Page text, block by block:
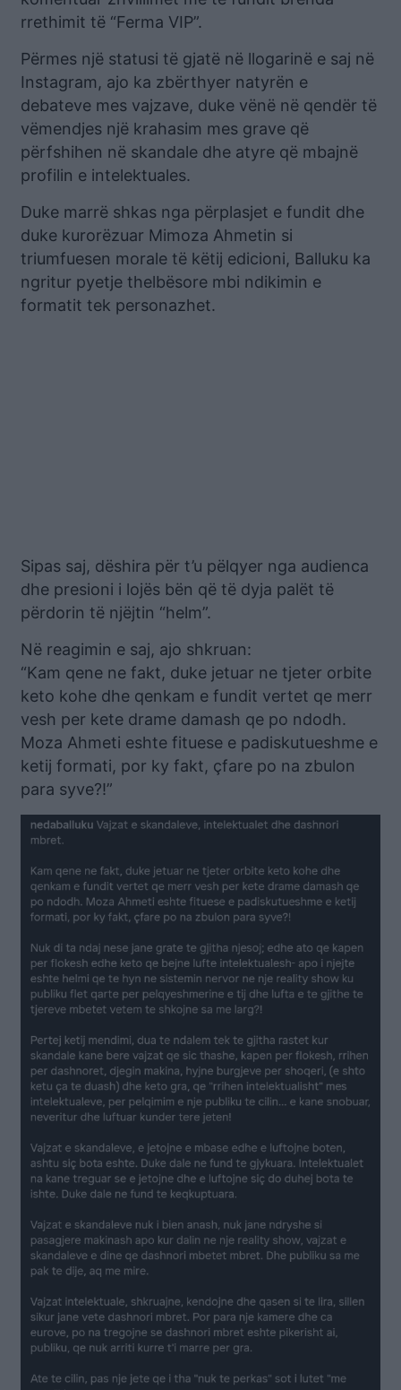
rrethimit të “Ferma VIP”.
Përmes një statusi të gjatë në llogarinë e saj në
Instagram, ajo ka zbërthyer natyrën e
debateve mes vajzave, duke vënë në qendër të
vëmendjes një krahasim mes grave që
përfshihen në skandale dhe atyre që mbajnë
profilin e intelektuales.
Duke marrë shkas nga përplasjet e fundit dhe
duke kurorëzuar Mimoza Ahmetin si
triumfuesen morale të këtij edicioni, Balluku ka
ngritur pyetje thelbësore mbi ndikimin e
formatit tek personazhet.
Sipas saj, dëshira për t’u pëlqyer nga audienca
dhe presioni i lojës bën që të dyja palët të
përdorin të njëjtin “helm”.
Në reagimin e saj, ajo shkruan:
“Kam qene ne fakt, duke jetuar ne tjeter orbite
keto kohe dhe qenkam e fundit vertet qe merr
vesh per kete drame damash qe po ndodh.
Moza Ahmeti eshte fituese e padiskutueshme e
ketij formati, por ky fakt, çfare po na zbulon
para syve?!”